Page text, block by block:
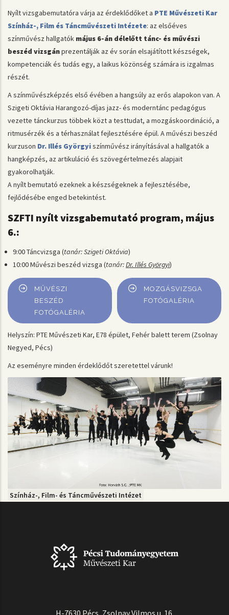
Nyílt vizsgabemutatóra várja az érdeklődőket a PTE Művészeti Kar
Színház-, Film és Táncművészeti Intézete: az elsőéves
színművész hallgatók május 6-án délelőtt tánc- és művészi
beszéd vizsgánprezentálják az év során elsajátított készségek,
kompetenciák és tudás egy, a laikus közönség számára is izgalmas
részét.
A színművészképzés első évében a hangsúly az erős alapokon van. A
Szigeti Oktávia Harangozó-díjas jazz- és moderntánc pedagógus
vezette tánckurzus többek közt a testtudat, a mozgáskoordináció, a
ritmusérzék és a térhasználat fejlesztésére épül. A művészi beszéd
kurzuson Dr. Illés Györgyiszínművész irányításával a hallgatók a
hangképzés, az artikuláció és szövegértelmezés alapjait
gyakorolhatják.
A nyílt bemutató ezeknek a készségeknek a fejlesztésébe,
fejlődésébe enged betekintést.
SZFTI nyílt vizsgabemutató program, május
6.:
9:00 Táncvizsga (tanár: Szigeti Oktávia)
10:00 Művészi beszéd vizsga (tanár:Dr. Illés Györgyi)
MŰVÉSZI
BESZÉD
FOTÓGALÉRIA
MOZGÁSVIZSGA
FOTÓGALÉRIA
Helyszín: PTE Művészeti Kar, E78 épület, Fehér balett terem (Zsolnay
Negyed, Pécs)
Az eseményre minden érdeklődőt szeretettel várunk!
Színház-, Film- és Táncművészeti Intézet